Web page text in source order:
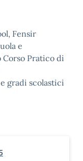
Fensir
e
Corso Pratico di
gradi scolastici